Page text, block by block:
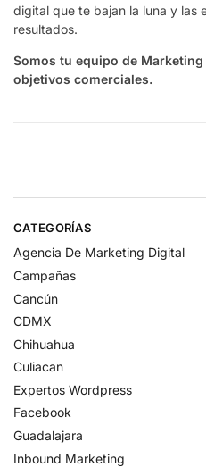
digital que te bajan la luna y las
resultados.
Somos tu equipo de
objetivos comerciales.
CATEGORÍAS
Agencia De Marketing Digital
Campañas
Cancún
CDMX
Chihuahua
Culiacan
Expertos Wordpress
Facebook
Guadalajara
Inbound Marketing​